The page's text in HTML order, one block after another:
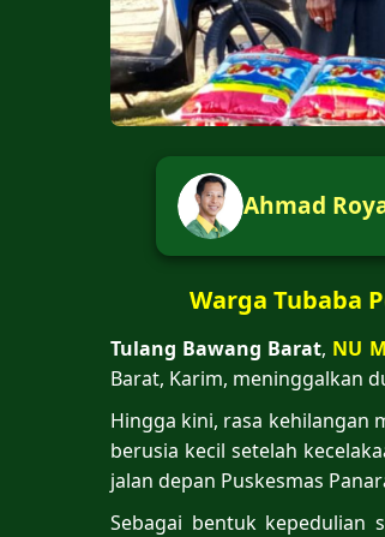
Ahmad
Warga Tubaba
Tulang Bawang Barat, NU
Barat, Karim, meninggalkan
Hingga kini, rasa kehilangan
berusia kecil setelah
jalan depan Puskesmas
Sebagai bentuk kepedulian